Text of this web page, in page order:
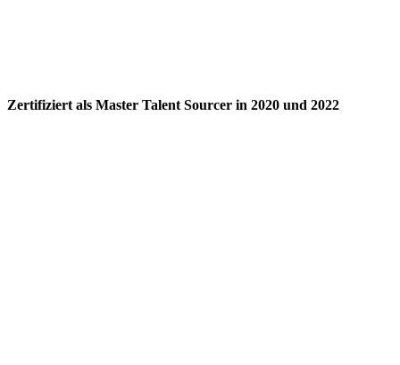
Zertifiziert als Master Talent Sourcer in 2020 und 2022